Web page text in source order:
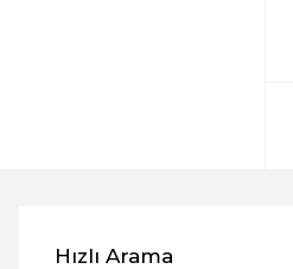
Hızlı Arama